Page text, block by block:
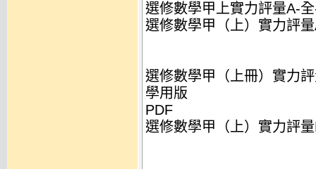
選修數學甲上實力評量A-
選修數學甲（上）實力評
選修數學甲（上冊）實力
學用版
PDF
選修數學甲（上）實力評